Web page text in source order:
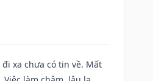
xa chưa có tin về. Mất